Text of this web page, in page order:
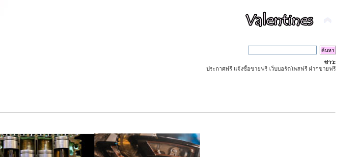
ข่าว:
ประกาศฟรี แจ้งซื้อขายฟรี เว็บบอร์ดโพสฟรี ฝากขายฟรี